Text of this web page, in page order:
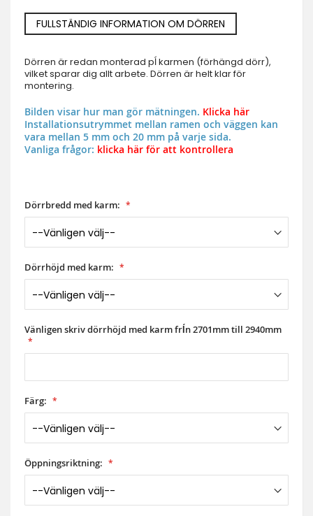
FULLSTÄNDIG INFORMATION OM DÖRREN
Dörren är redan monterad pĺ karmen (förhängd dörr),
vilket sparar dig allt arbete. Dörren är helt klar för
montering.
Bilden visar hur man gör mätningen. Klicka här
Installationsutrymmet mellan ramen och väggen kan
vara mellan 5 mm och 20 mm på varje sida.
Vanliga frågor: klicka här för att kontrollera
Dörrbredd med karm:
Dörrhöjd med karm:
Vänligen skriv dörrhöjd med karm frĺn 2701mm till 2940mm
Färg:
Öppningsriktning: